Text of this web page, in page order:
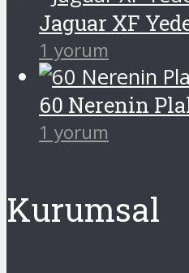
Jaguar XF
1 yorum
60 Nerenin
1 yorum
Kurumsal